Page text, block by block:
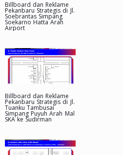
Billboard dan Reklame
Pekanbaru Strategis di Jl.
Soebrantas Simpang
Soekarno Hatta Arah
Airport
Billboard dan Reklame
Pekanbaru Strategis di Jl.
Tuanku Tambusai
Simpang Puyuh Arah Mal
SKA ke Sudirman